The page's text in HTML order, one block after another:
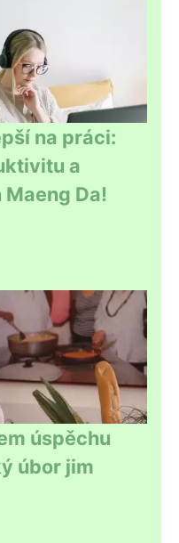
na práci:
a
Da!
úspěchu
úbor jim